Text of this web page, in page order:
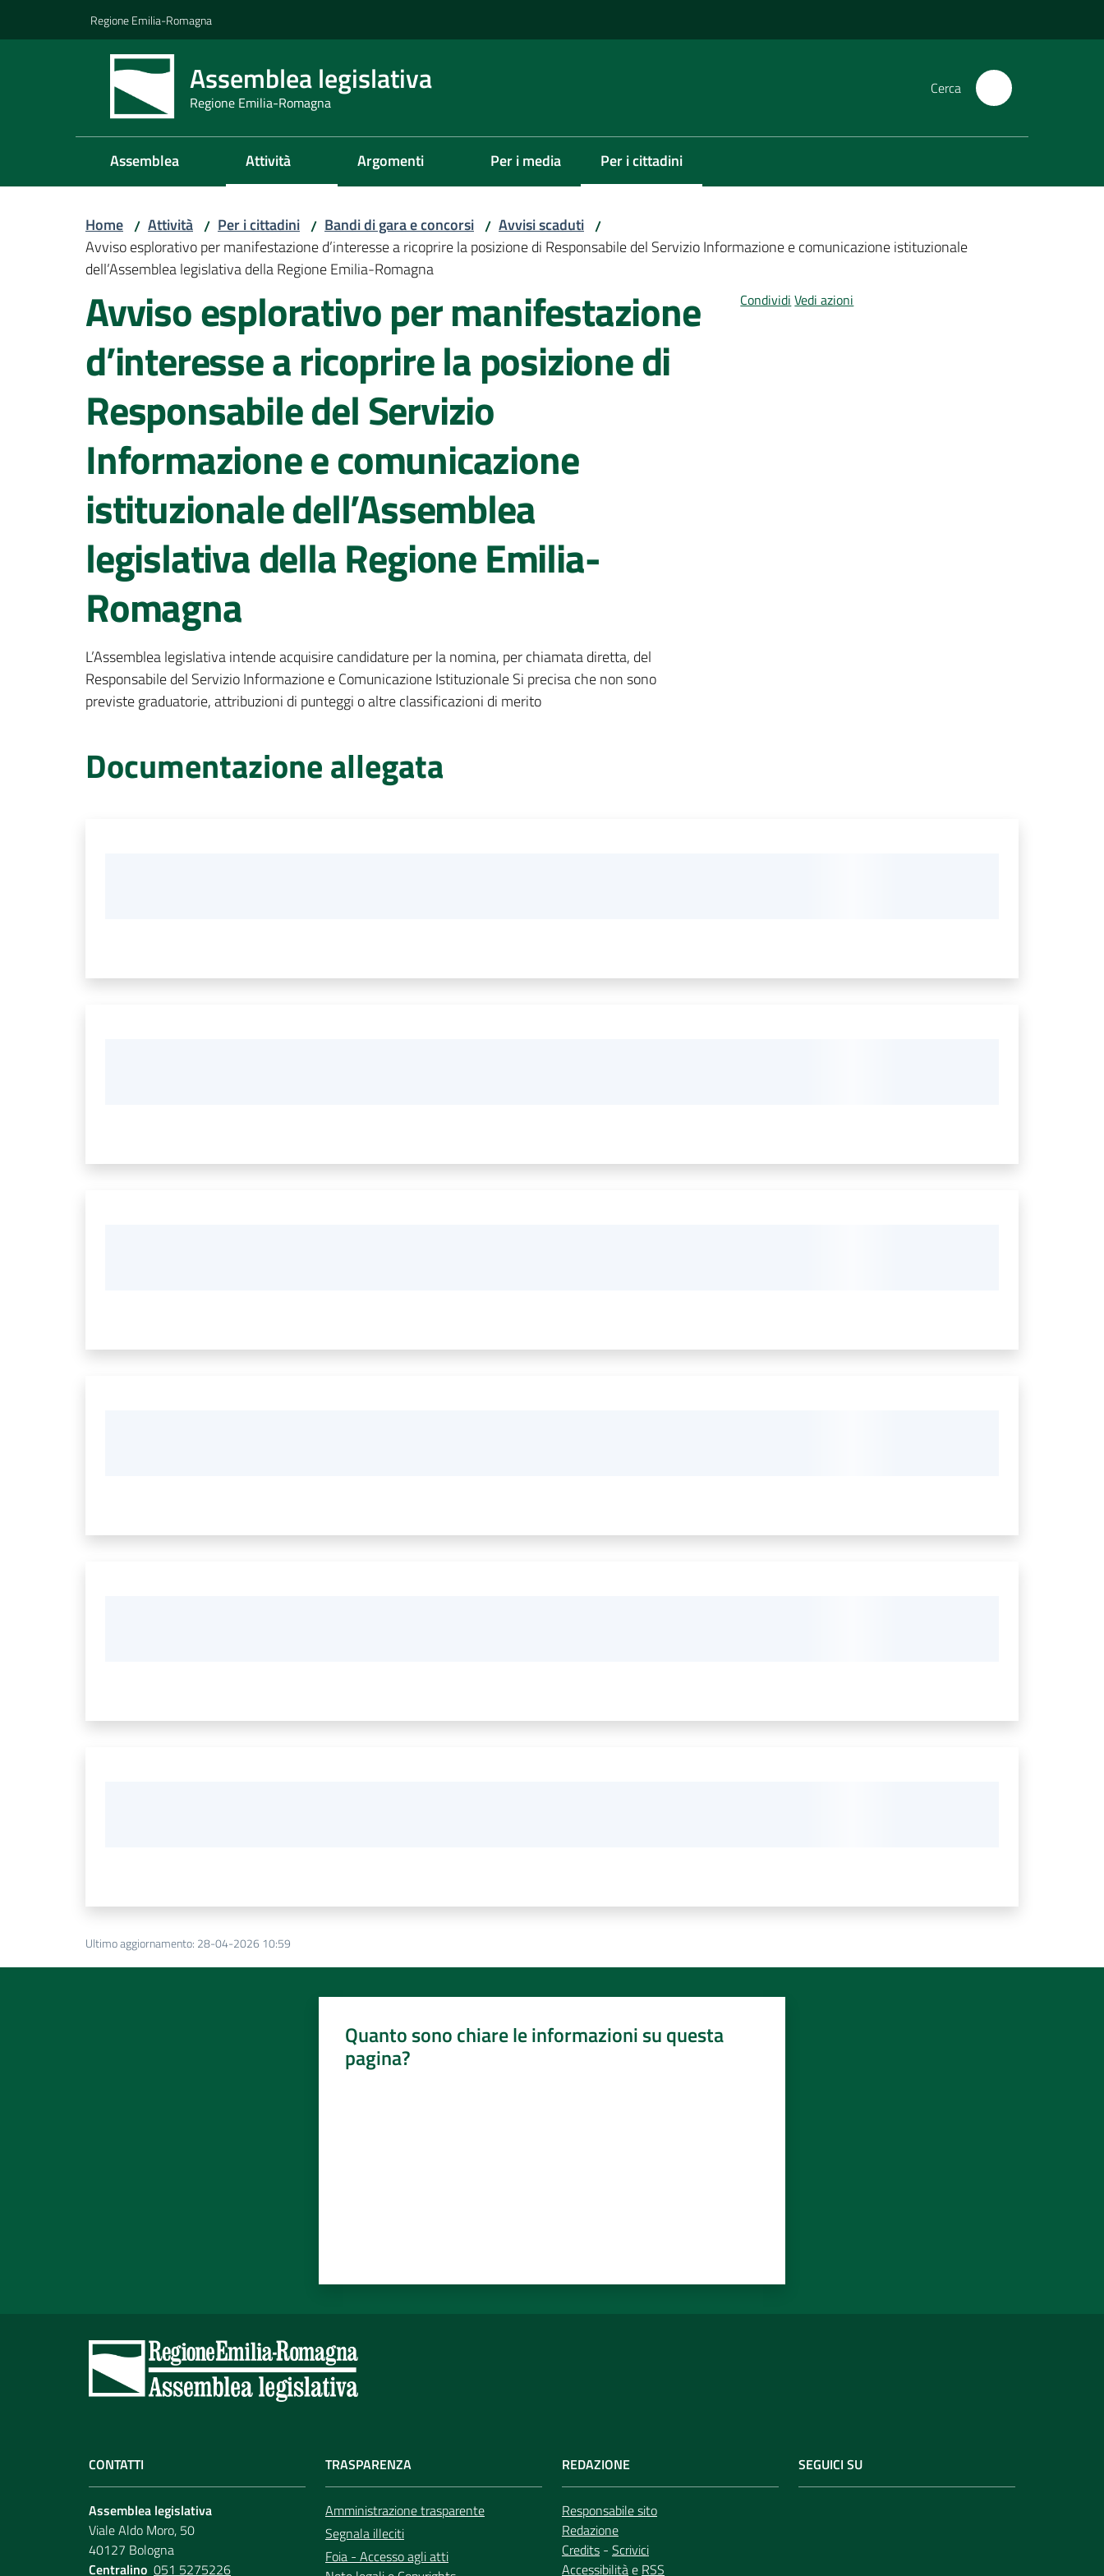
Regione Emilia-Romagna
Assemblea legislativa
Regione Emilia-Romagna
Cerca
Assemblea Attività Argomenti Per i media Per i cittadini
Menu selezionato
Home / Attività / Per i cittadini / Bandi di gara e concorsi / Avvisi scaduti /
Avviso esplorativo per manifestazione d’interesse a ricoprire la posizione di Responsabile del Servizio Informazione e comunicazione istituzionale
dell’Assemblea legislativa della Regione Emilia-Romagna
Avviso esplorativo per manifestazione
d’interesse a ricoprire la posizione di
Responsabile del Servizio
Informazione e comunicazione
istituzionale dell’Assemblea
legislativa della Regione Emilia-
Romagna
L’Assemblea legislativa intende acquisire candidature per la nomina, per chiamata diretta, del
Responsabile del Servizio Informazione e Comunicazione Istituzionale Si precisa che non sono
previste graduatorie, attribuzioni di punteggi o altre classificazioni di merito
Condividi Vedi azioni
Documentazione allegata
Ultimo aggiornamento: 28-04-2026 10:59
Quanto sono chiare le informazioni su questa
pagina?
CONTATTI
Assemblea legislativa
Viale Aldo Moro, 50
40127 Bologna
Centralino 051 5275226
TRASPARENZA
Amministrazione trasparente
Segnala illeciti
Foia - Accesso agli atti
REDAZIONE
Responsabile sito
Redazione
Credits - Scrivici
Accessibilitàe RSS
SEGUICI SU